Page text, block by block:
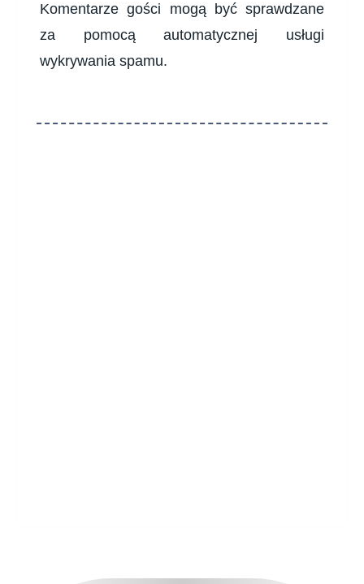
Komentarze gości mogą być sprawdzane
za pomocą automatycznej usługi
wykrywania spamu.